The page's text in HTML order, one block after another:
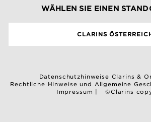
WÄHLEN SIE EINEN
CLARINS
Datenschutzhinweise Clarins &
Rechtliche Hinweise und Allgemeine
Impressum | ©Clarins